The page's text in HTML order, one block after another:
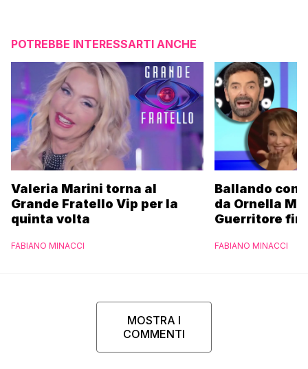
POTREBBE INTERESSARTI ANCHE
Valeria Marini torna al
Grande Fratello Vip per la
quinta volta
FABIANO MINACCI
Ballando con
da Ornella
Guerritore
l’esclusiva di
FABIANO MINACCI
MOSTRA I
COMMENTI